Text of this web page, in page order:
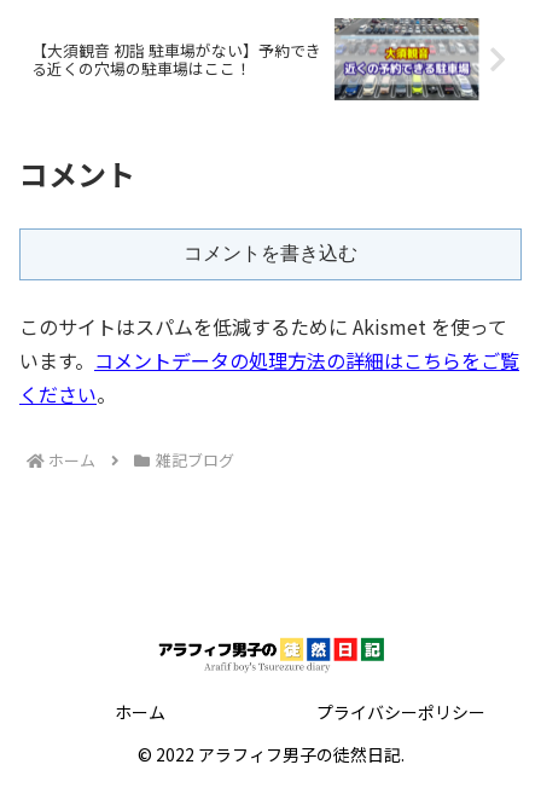
【大須観音 初詣 駐車場がない】予約でき
る近くの穴場の駐車場はここ！
コメント
コメントを書き込む
このサイトはスパムを低減するために Akismet を使って
います。 コメントデータの処理方法の詳細はこちらをご覧
ください。
ホーム 雑記ブログ
ホーム
プライバシーポリシー
© 2022 アラフィフ男子の徒然日記.